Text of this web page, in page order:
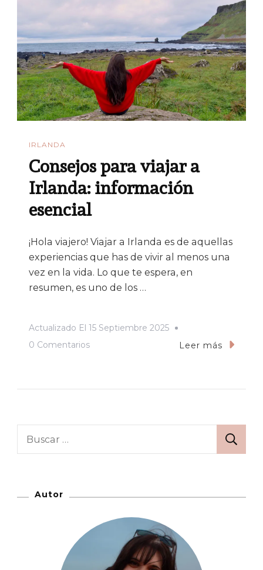
Lugares
Imprescindibles
IRLANDA
Consejos para viajar a
Irlanda: información
esencial
¡Hola viajero! Viajar a Irlanda es de aquellas
experiencias que has de vivir al menos una
vez en la vida. Lo que te espera, en
resumen, es uno de los …
Actualizado El 15 Septiembre 2025
0 ComentariosEn
Leer más
Autor